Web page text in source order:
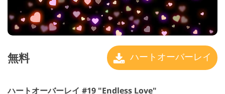
無料 ハートオーバーレイ
ハートオーバーレイ #19 "Endless Love"